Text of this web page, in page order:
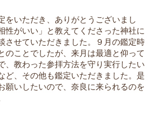
をいただき、ありがとうございまし
性がいい」と教えてくださった神社に
させていただきました。９月の鑑定時
のことでしたが、来月は最適と仰って
、教わった参拝方法を守り実行したい
ど、その他も鑑定いただきました。是
願いしたいので、奈良に来られるのを